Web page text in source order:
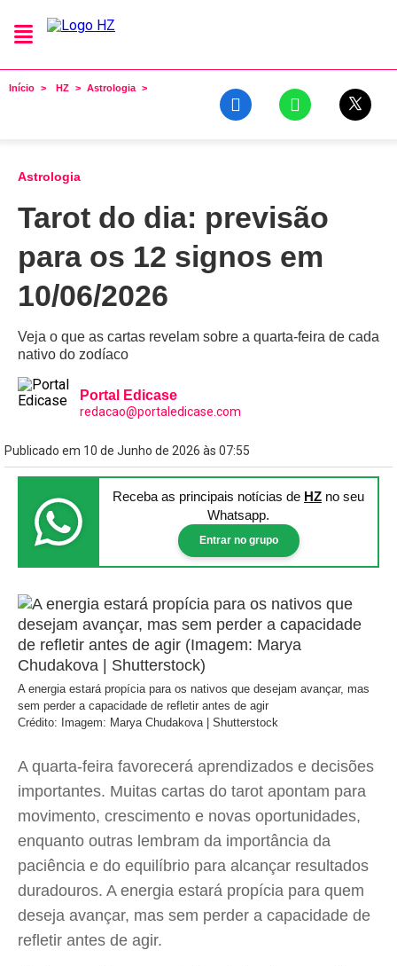
Início HZ Astrologia
Astrologia
Tarot do dia: previsão
para os 12 signos em
10/06/2026
Veja o que as cartas revelam sobre a quarta-feira de cada
nativo do zodíaco
Portal Edicase
redacao@portaledicase.com
Publicado em 10 de Junho de 2026 às 07:55
Receba as principais notícias de HZ no seu
Whatsapp.
Entrar no grupo
A energia estará propícia para os nativos que desejam avançar, mas
sem perder a capacidade de refletir antes de agir
Crédito: Imagem: Marya Chudakova | Shutterstock
A quarta-feira favorecerá aprendizados e decisões
importantes. Muitas cartas do tarot apontam para
movimento, crescimento e novas oportunidades,
enquanto outras lembram da importância da
paciência e do equilíbrio para alcançar resultados
duradouros. A energia estará propícia para quem
deseja avançar, mas sem perder a capacidade de
refletir antes de agir.